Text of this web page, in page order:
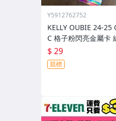
Y5912762752
KELLY OUBIE 24-25 OPTI
C 格子粉閃亮金屬卡 編號
190 前後圖
$ 29
競標